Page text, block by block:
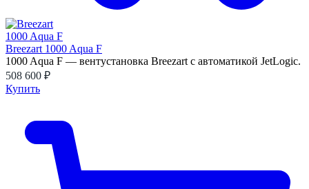
Breezart 1000 Aqua F
1000 Aqua F — вентустановка Breezart с автоматикой JetLogic.
508 600 ₽
Купить